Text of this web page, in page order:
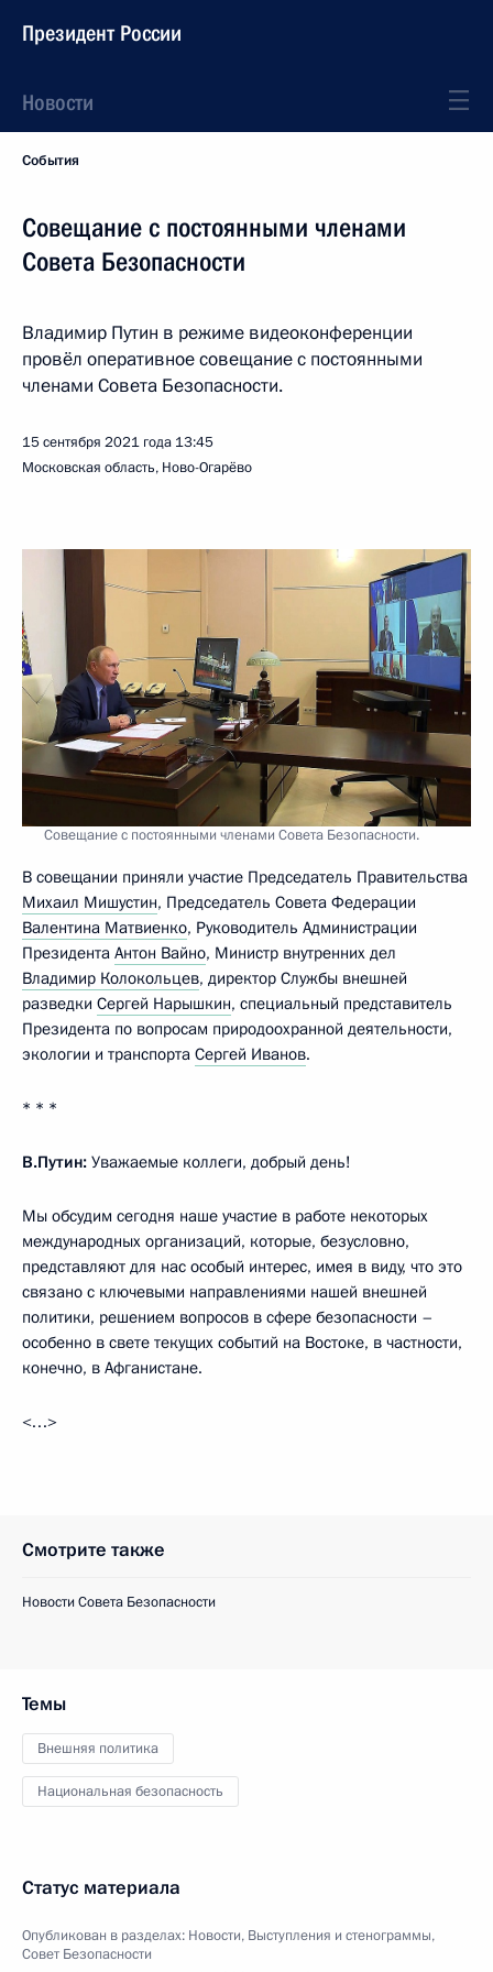
Президент России
Новости
События
Совещание с постоянными членами
Совета Безопасности
Владимир Путин в режиме видеоконференции
провёл оперативное совещание с постоянными
членами Совета Безопасности.
15 сентября 2021 года 13:45
Московская область, Ново-Огарёво
Совещание с постоянными членами Совета Безопасности.
В совещании приняли участие Председатель Правительства
Михаил Мишустин, Председатель Совета Федерации
Валентина Матвиенко, Руководитель Администрации
Президента Антон Вайно, Министр внутренних дел
Владимир Колокольцев, директор Службы внешней
разведки Сергей Нарышкин, специальный представитель
Президента по вопросам природоохранной деятельности,
экологии и транспорта Сергей Иванов.
* * *
В.Путин: Уважаемые коллеги, добрый день!
Мы обсудим сегодня наше участие в работе некоторых
международных организаций, которые, безусловно,
представляют для нас особый интерес, имея в виду, что это
связано с ключевыми направлениями нашей внешней
политики, решением вопросов в сфере безопасности –
особенно в свете текущих событий на Востоке, в частности,
конечно, в Афганистане.
<…>
Смотрите также
Новости Совета Безопасности
Темы
Внешняя политика
Национальная безопасность
Статус материала
Опубликован в разделах: Новости, Выступления и стенограммы,
Совет Безопасности